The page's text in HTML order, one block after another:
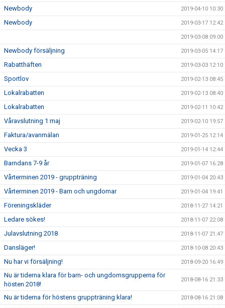
Newbody 2019-04-10 10:30
Newbody 2019-03-17 12:42
2019-03-08 09:00
Newbody försäljning 2019-03-05 14:17
Rabatthäften 2019-03-03 12:10
Sportlov 2019-02-13 08:45
Lokalrabatten 2019-02-13 08:40
Lokalrabatten 2019-02-11 10:42
Våravslutning 1 maj 2019-02-10 19:57
Faktura/avanmälan 2019-01-25 12:14
Vecka 3 2019-01-14 12:44
Barndans 7-9 år 2019-01-07 16:28
Vårterminen 2019 - gruppträning 2019-01-04 20:43
Vårterminen 2019 - Barn och ungdomar 2019-01-04 19:41
Föreningskläder 2018-11-27 14:21
Ledare sökes! 2018-11-07 22:08
Julavslutning 2018 2018-11-07 21:47
Dansläger! 2018-10-08 20:43
Nu har vi försäljning! 2018-09-20 16:49
Nu är tiderna klara för barn- och ungdomsgrupperna för
hösten 2018!
2018-08-16 21:33
Nu är tiderna för höstens gruppträning klara! 2018-08-16 21:08